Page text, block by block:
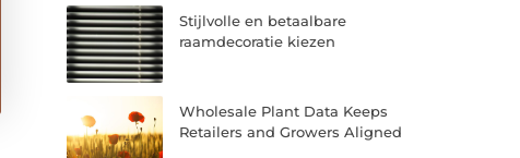
Stijlvolle en betaalbare
raamdecoratie kiezen
Wholesale Plant Data Keeps
Retailers and Growers Aligned